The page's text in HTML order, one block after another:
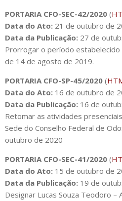
PORTARIA CFO-SEC-42/2020 (
Data do Ato: 21 de outubro de
Data da Publicação: 27 de
Prorrogar o período estabelecido
de 14 de agosto de 2019.
PORTARIA CFO-SP-45/2020 (
Data do Ato: 16 de outubro de
Data da Publicação: 16 de
Retomar as atividades
Sede do Conselho Federal de
outubro de 2020
PORTARIA CFO-SEC-41/2020 (
Data do Ato: 15 de outubro de
Data da Publicação: 19 de
Designar Lucas Souza Teodoro –